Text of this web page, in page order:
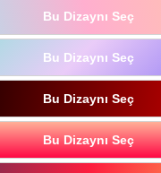
Bu Dizaynı Seç
Bu Dizaynı Seç
Bu Dizaynı Seç
Bu Dizaynı Seç